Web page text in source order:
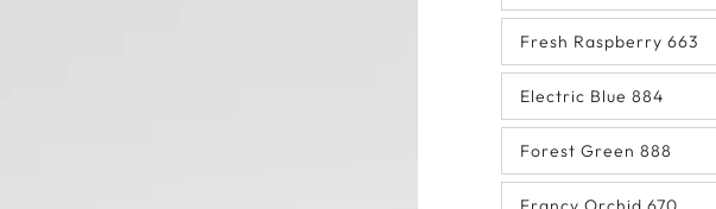
Fresh Raspberry 663
Electric Blue 884
Forest Green 888